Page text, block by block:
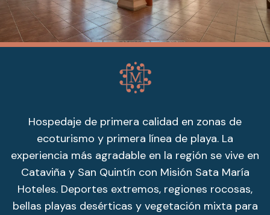
Hospedaje de primera calidad en zonas de
ecoturismo y primera línea de playa. La
experiencia más agradable en la región se vive en
Cataviña y San Quintín con Misión Sata María
Hoteles. Deportes extremos, regiones rocosas,
bellas playas desérticas y vegetación mixta para